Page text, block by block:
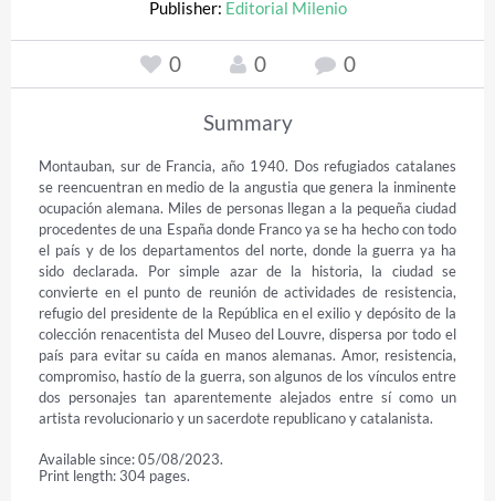
Publisher: Editorial Milenio
0 0 0
Summary
Montauban, sur de Francia, año 1940. Dos refugiados catalanes
se reencuentran en medio de la angustia que genera la inminente
ocupación alemana. Miles de personas llegan a la pequeña ciudad
procedentes de una España donde Franco ya se ha hecho con todo
el país y de los departamentos del norte, donde la guerra ya ha
sido declarada. Por simple azar de la historia, la ciudad se
convierte en el punto de reunión de actividades de resistencia,
refugio del presidente de la República en el exilio y depósito de la
colección renacentista del Museo del Louvre, dispersa por todo el
país para evitar su caída en manos alemanas. Amor, resistencia,
compromiso, hastío de la guerra, son algunos de los vínculos entre
dos personajes tan aparentemente alejados entre sí como un
artista revolucionario y un sacerdote republicano y catalanista.
Available since: 05/08/2023.
Print length: 304 pages.